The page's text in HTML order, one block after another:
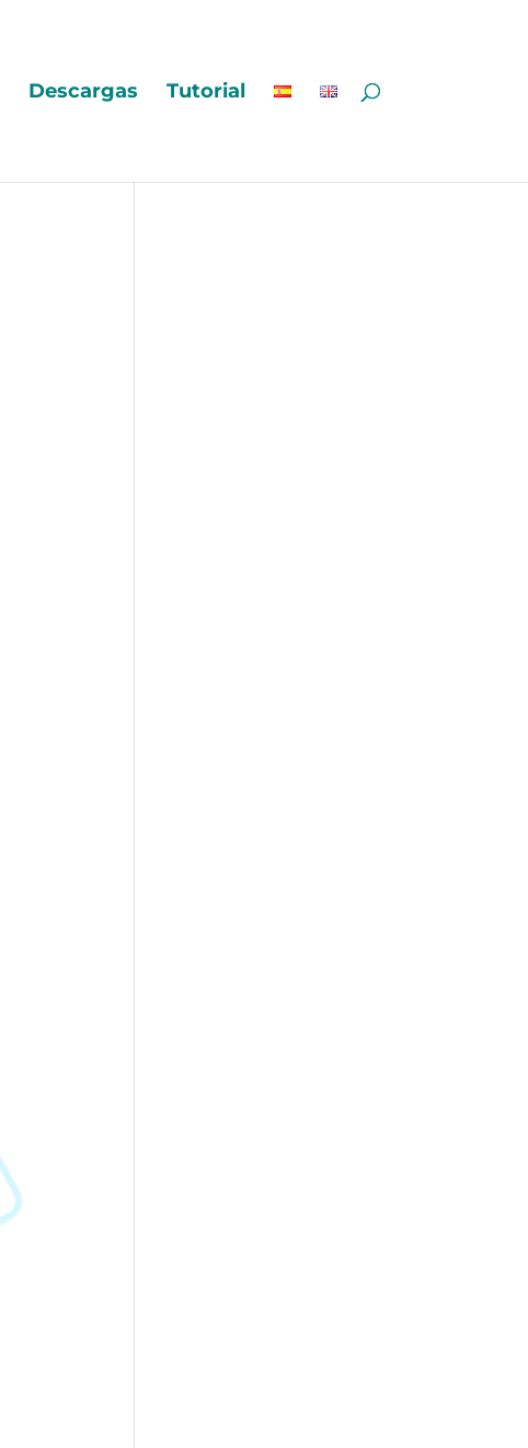
Descargas Tutorial